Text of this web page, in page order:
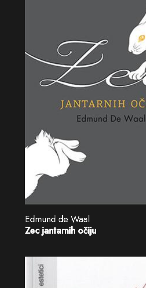
Edmund de Waal
Zec jantarnih očiju